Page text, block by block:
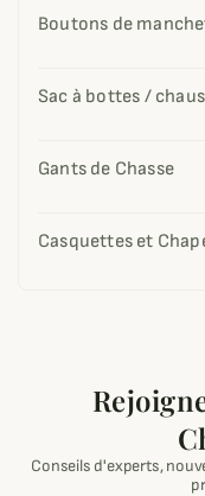
Boutons de
Sac à bottes /
Gants de Chasse
Casquettes et
Conseils d'experts,